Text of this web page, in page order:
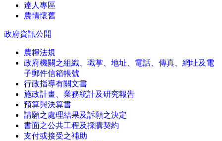
達人專區
農情懷舊
政府資訊公開
農糧法規
政府機關之組織、職掌、地址、電話、傳真、網址及電
子郵件信箱帳號
行政指導有關文書
施政計畫、業務統計及研究報告
預算與決算書
請願之處理結果及訴願之決定
書面之公共工程及採購契約
支付或接受之補助